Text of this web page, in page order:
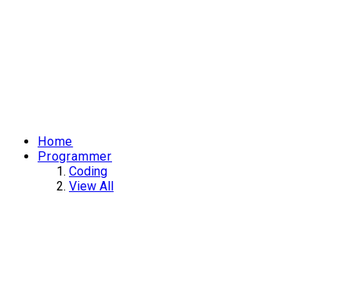
Home
Programmer
Coding
View All